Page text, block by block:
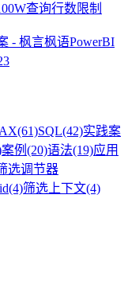
查询行数限制
PowerBI
(61)SQL(42)实践案
案例 (20)语法(19)应用
选调节器
(4)筛选上下文(4)